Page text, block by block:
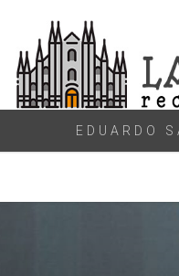
content
EDUARDO